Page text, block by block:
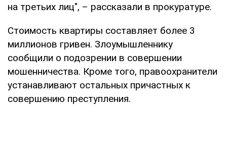
на третьих лиц", – рассказали в прокуратуре.
Стоимость квартиры составляет более 3
миллионов гривен. Злоумышленнику
сообщили о подозрении в совершении
мошенничества. Кроме того, правоохранители
устанавливают остальных причастных к
совершению преступления.